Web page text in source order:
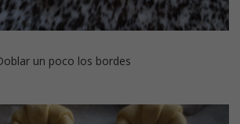
un poco los bordes